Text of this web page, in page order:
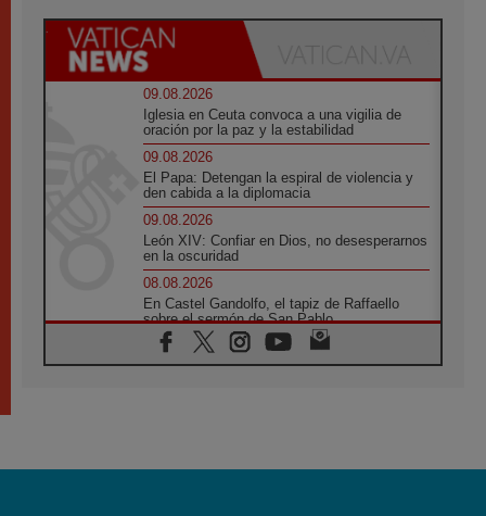
09.08.2026
Iglesia en Ceuta convoca a una vigilia de
oración por la paz y la estabilidad
09.08.2026
El Papa: Detengan la espiral de violencia y
den cabida a la diplomacia
09.08.2026
León XIV: Confiar en Dios, no desesperarnos
en la oscuridad
08.08.2026
En Castel Gandolfo, el tapiz de Raffaello
sobre el sermón de San Pablo
08.08.2026
En Colombia, «la paz no se compra con una
08.08.2026